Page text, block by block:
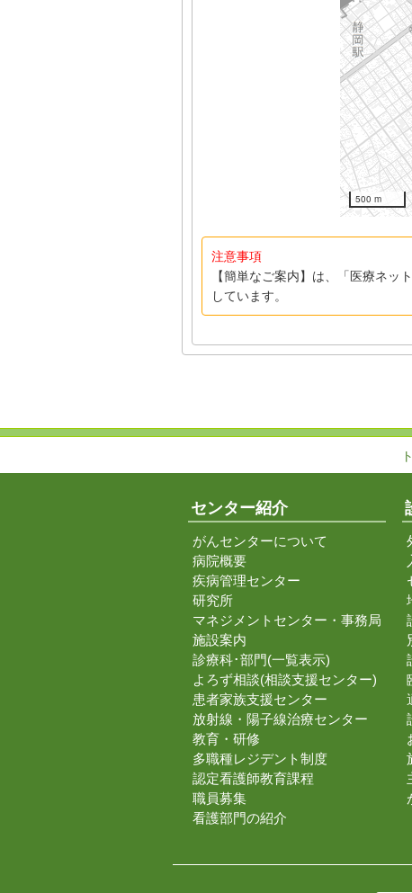
500 m
注意事項
【簡単なご案内】は、「医療ネ
しています。
センター紹介
がんセンターについて
病院概要
疾病管理センター
研究所
マネジメントセンター・事務局
施設案内
診療科･部門(一覧表示)
よろず相談(相談支援センター)
患者家族支援センター
放射線・陽子線治療センター
教育・研修
多職種レジデント制度
認定看護師教育課程
職員募集
看護部門の紹介